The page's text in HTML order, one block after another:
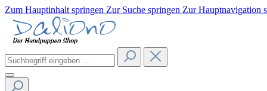
Zum Hauptinhalt springen Zur Suche springen Zur Hauptnavigation